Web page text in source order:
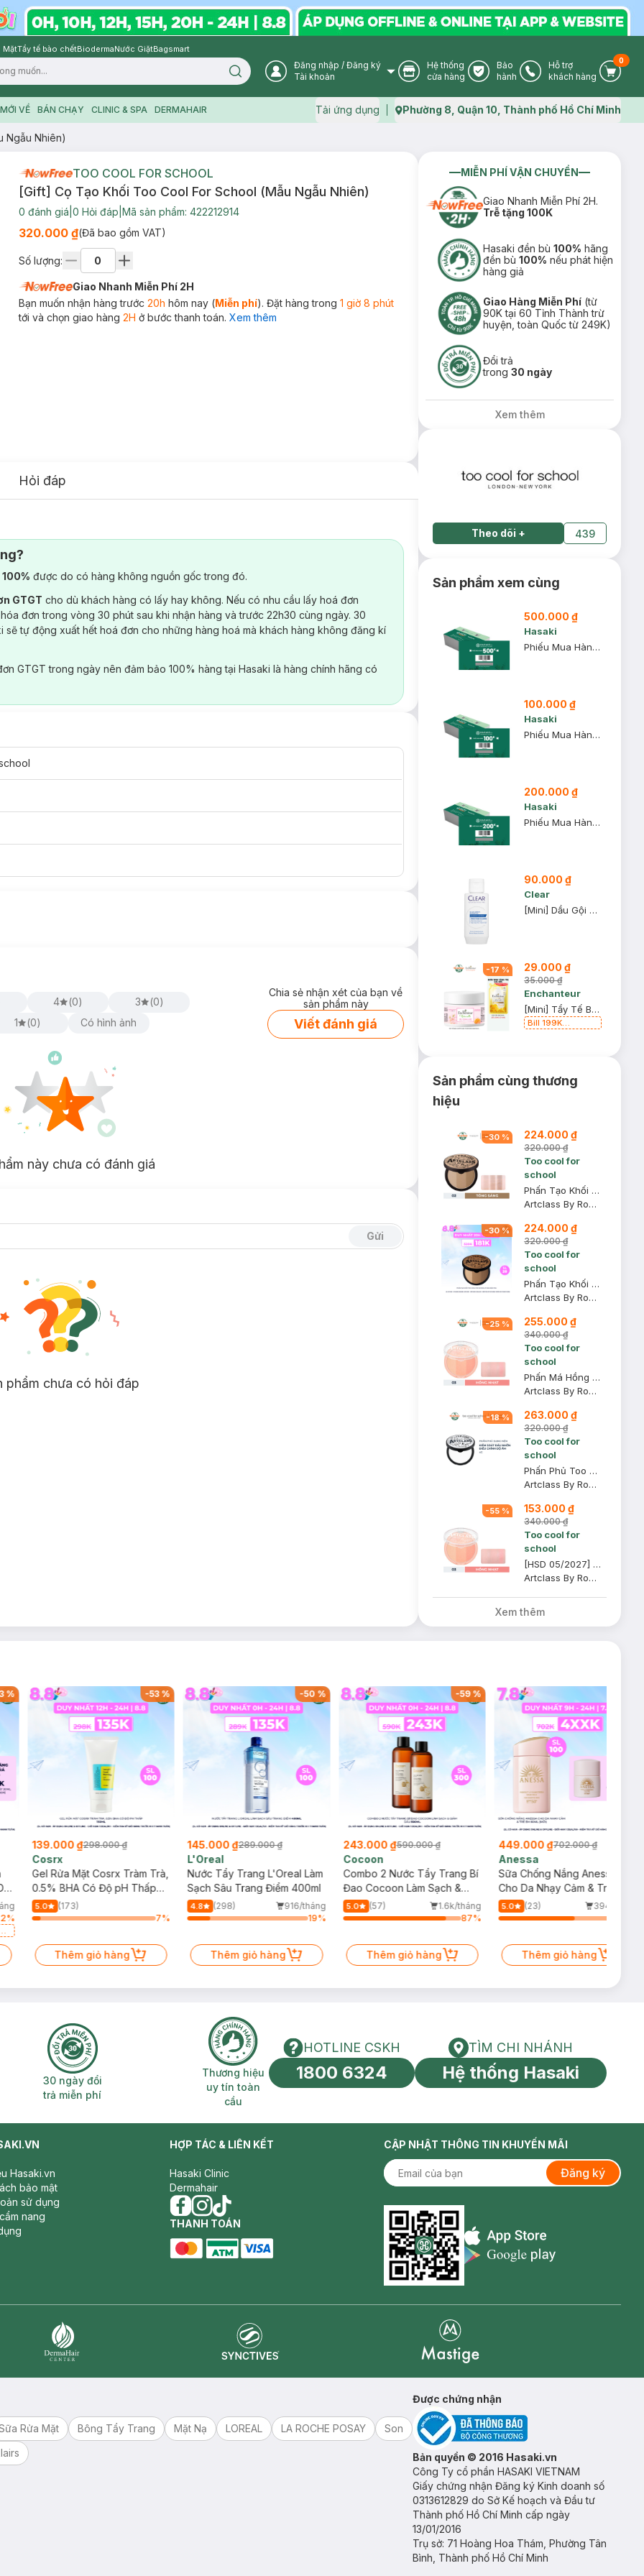
MặtTẩy tế bào chếtBiodermaNước GiặtBagsmart
Search icon User Icon
Đăng nhập / Đăng ký
Tài khoản
Store Icon
Hệ thống
cửa hàng
Warranty Icon
Bảo
hành
Phone Icon
Hỗ trợ
khách hàng
Cart
0
VỀ BÁN CHẠY CLINIC & SPA DERMAHAIR Tải ứng dụng Map icon
Phường 8, Quận 10, Thành phố Hồ Chí Minh
Ngẫu Nhiên)
TOO COOL FOR SCHOOL
[Gift] Cọ Tạo Khối Too Cool For School (Mẫu Ngẫu Nhiên)
0 đánh giá 0 Hỏi đáp Mã sản phẩm: 422212914
320.000 ₫(Đã bao gồm VAT)
Số lượng:
Giao Nhanh Miễn Phí 2H
Bạn muốn nhận hàng trước 20h hôm nay (Miễn phí). Đặt hàng trong 1 giờ 8 phút
tới và chọn giao hàng 2H ở bước thanh toán. Xem thêm
Hỏi đáp
được do có hàng không nguồn gốc trong đó.
GTGT cho dù khách hàng có lấy hay không. Nếu có nhu cầu lấy hoá đơn
đơn trong vòng 30 phút sau khi nhận hàng và trước 22h30 cùng ngày. 30
sẽ tự động xuất hết hoá đơn cho những hàng hoá mà khách hàng không đăng kí
GTGT trong ngày nên đảm bảo 100% hàng tại Hasaki là hàng chính hãng có
4 (0) 3 (0)
1
(0) Có hình ảnh
Chia sẻ nhận xét của bạn về
sản phẩm này
Viết đánh giá
này chưa có đánh giá
Gửi
phẩm chưa có hỏi đáp
MIỄN PHÍ VẬN CHUYỂN
Giao Nhanh Miễn Phí 2H.
Trễ tặng 100K
Hasaki đền bù100% hãng
đền bù100% nếu phát hiện
hàng giả
Giao Hàng Miễn Phí (từ
90K tại 60 Tỉnh Thành trừ
huyện, toàn Quốc từ 249K)
Đổi trả
trong30 ngày
Xem thêm
Theo dõi + 439
Sản phẩm xem cùng
500.000 ₫
Hasaki
Phiếu Mua Hàng 500k
100.000 ₫
Hasaki
Phiếu Mua Hàng 100k
200.000 ₫
Hasaki
Phiếu Mua Hàng 200k
90.000 ₫
Clear
[Mini] Dầu Gội Clear 80g (Mẫu Ngẫu Nhiên)
-17 % 29.000 ₫
35.000 ₫
Enchanteur
[Mini] Tẩy Tế Bào Chết Toàn Thân Enchanteur 50g (Mẫu Ngẫu Nhiên)
Bill 199K
Sản phẩm cùng thương
hiệu
-30 % 224.000 ₫
320.000 ₫
Too cool for
school
Phấn Tạo Khối Too Cool For School 02 Màu Sáng 9.5g
Artclass By Rodin Shading - 02 Modern
-30% 224.000 ₫
320.000 ₫
Too cool for
school
Phấn Tạo Khối Too Cool For School 01 Màu Đậm 9.5g
Artclass By Rodin Shading - 01 Classic
-25 % 255.000 ₫
340.000 ₫
Too cool for
school
Phấn Má Hồng Too Cool For School 03 Màu Hồng Nhạt 9g
Artclass By Rodin Blusher - 03 De Peche
-18% 263.000 ₫
320.000 ₫
Too cool for
school
Phấn Phủ Too Cool For School Kiềm Dầu Dạng Nén 4g
Artclass By Rodin Finish Setting Pact
-55 % 153.000 ₫
340.000 ₫
Too cool for
school
[HSD 05/2027] Phấn Má Hồng Too Cool For School 03 Màu Hồng Nhạt 9g
Artclass By Rodin Blusher - 03 De Peche
Xem thêm
%
%
-53%
139.000 ₫298.000 ₫
Cosrx
Gel Rửa Mặt Cosrx Tràm Trà,
0.5% BHA Có Độ pH Thấp
150ml
5.0
(173)
7%
Thêm giỏ hàng
-50 %
145.000 ₫289.000 ₫
L'Oreal
Nước Tẩy Trang L'Oreal Làm
Sạch Sâu Trang Điểm 400ml
4.8 (298)
916/tháng
19%
Thêm giỏ hàng
-59%
243.000 ₫590.000 ₫
Cocoon
Combo 2 Nước Tẩy Trang Bí
Đao Cocoon Làm Sạch &
Giảm Dầu 500ml
5.0 (57)
1.6k/tháng
87%
Thêm giỏ hàng
449.000 ₫702.000 ₫
Anessa
Sữa Chống Nắng Anessa
Cho Da Nhạy Cảm & Trẻ Em
60ml (Mới)
5.0 (23)
394/tháng
Thêm giỏ hàng
30 ngày đổi trả miễn phí
30 ngày đổi
trả miễn phí
Thương hiệu uy tín toàn cầu
Thương hiệu
uy tín toàn
cầu
HOTLINE CSKH
HOTLINE CSKH
1800 6324
Tìm chi nhánh
TÌM CHI NHÁNH
Hệ thống Hasaki
Hasaki.vn
bảo mật
sử dụng
nang
HỢP TÁC & LIÊN KẾT
Hasaki Clinic
Dermahair
facebook
instagram
tiktok
THANH TOÁN
CẬP NHẬT THÔNG TIN KHUYẾN MÃI
Đăng ký
Appstore icon
Rửa Mặt Bông Tẩy Trang Mặt Nạ LOREAL LA ROCHE POSAY
Son
Được chứng nhận
Bản quyền © 2016 Hasaki.vn
Công Ty cổ phần HASAKI VIETNAM
Giấy chứng nhận Đăng ký Kinh doanh số
0313612829 do Sở Kế hoạch và Đầu tư
Thành phố Hồ Chí Minh cấp ngày
13/01/2016
Trụ sở: 71 Hoàng Hoa Thám, Phường Tân
Bình, Thành phố Hồ Chí Minh